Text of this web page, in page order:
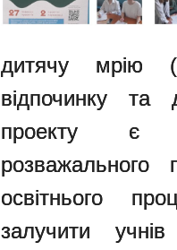
дитячу мрію
відпочинку та
проекту є
розважального
освітнього
залучити